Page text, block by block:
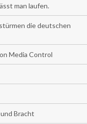
man laufen.
die deutschen
Media Control
Bracht